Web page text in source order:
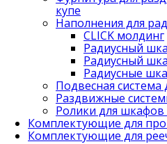
купе
Наполнения для
CLICK молдинг
Радиусный
Радиусный
Радиусные
Подвесная
Раздвижные
Ролики для шкафов
Комплектующие для
Комплектующие для